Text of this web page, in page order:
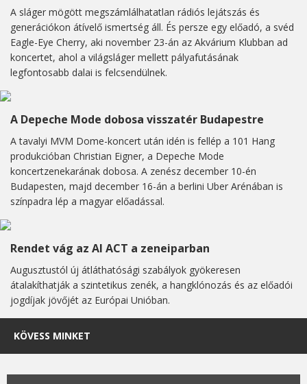
A sláger mögött megszámlálhatatlan rádiós lejátszás és
generációkon átívelő ismertség áll. És persze egy előadó, a svéd
Eagle-Eye Cherry, aki november 23-án az Akvárium Klubban ad
koncertet, ahol a világsláger mellett pályafutásának
legfontosabb dalai is felcsendülnek.
A Depeche Mode dobosa visszatér Budapestre
A tavalyi MVM Dome-koncert után idén is fellép a 101 Hang
produkcióban Christian Eigner, a Depeche Mode
koncertzenekarának dobosa. A zenész december 10-én
Budapesten, majd december 16-án a berlini Uber Arénában is
színpadra lép a magyar előadással.
Rendet vág az AI ACT a zeneiparban
Augusztustól új átláthatósági szabályok gyökeresen
átalakíthatják a szintetikus zenék, a hangklónozás és az előadói
jogdíjak jövőjét az Európai Unióban.
KÖVESS MINKET